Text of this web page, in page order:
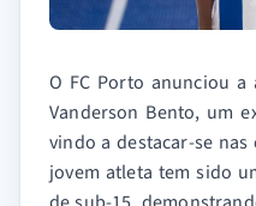
O FC Porto anunciou
Vanderson Bento, um
vindo a destacar-se
jovem atleta tem sido